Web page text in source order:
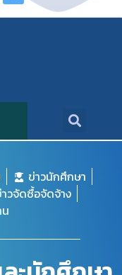
ข่าวนักศึกษา
วจัดซื้อจัดจ้าง